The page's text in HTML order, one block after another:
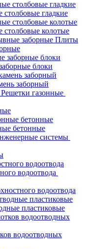
столбовые гладкие
столбовые колотые
Плиты
блоки
заборный
Решетки газонные
бетонные
системы
водоотвода
водоотвода
пластиковые
водоотводных